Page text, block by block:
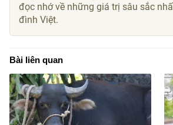
đọc nhớ về những giá trị sâu sắc
đình Việt.
Bài liên quan